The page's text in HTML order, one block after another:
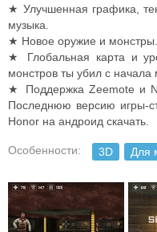
★ Улучшенная графика,
музыка.
★ Новое оружие и монстры.
★ Глобальная карта и
монстров ты убил с начала
★ Поддержка Zeemote и
Последнюю версию игры-
Honor на андроид скачать.
Особенности: 3D Для